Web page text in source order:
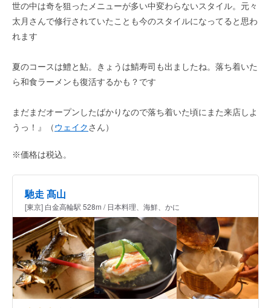
世の中は奇を狙ったメニューが多い中変わらないスタイル。元々
太月さんで修行されていたことも今のスタイルになってると思わ
れます
夏のコースは鱧と鮎。きょうは鯖寿司も出ましたね。落ち着いた
ら和食ラーメンも復活するかも？です
まだまだオープンしたばかりなので落ち着いた頃にまた来店しよ
うっ！』（ウェイク さん）
※価格は税込。
馳走 髙山
[東京] 白金高輪駅 528m / 日本料理、海鮮、かに